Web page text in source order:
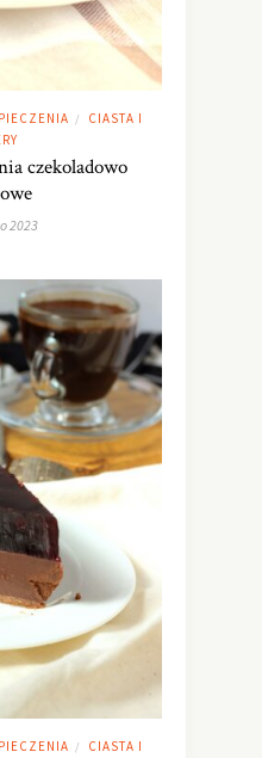
/
CIASTA I
czekoladowo
2023
/
CIASTA I